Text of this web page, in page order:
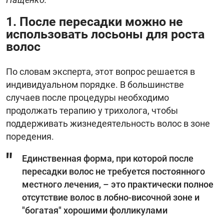
1. После пересадки можно не
использовать лосьоны для роста
волос
По словам эксперта, этот вопрос решается в
индивидуальном порядке. В большинстве
случаев после процедуры необходимо
продолжать терапию у трихолога, чтобы
поддерживать жизнедеятельность волос в зоне
поредения.
Единственная форма, при которой после
пересадки волос не требуется постоянного
местного лечения, – это практически полное
отсутствие волос в лобно-височной зоне и
"богатая" хорошими фолликулами